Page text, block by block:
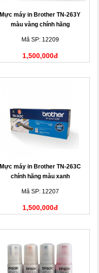
Mực máy in Brother TN-263Y
màu vàng chính hãng
Mã SP: 12209
1,500,000đ
Mực máy in Brother TN-263C
chính hãng màu xanh
Mã SP: 12207
1,500,000đ